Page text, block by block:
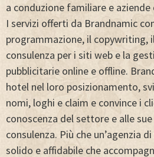
a conduzione familiare e
I servizi offerti da Brandnamic
programmazione, il copywriting,
consulenza per i siti web e la
pubblicitarie online e offline.
hotel nel loro posizionamento,
nomi, loghi e claim e convince i
conoscenza del settore e alle
consulenza. Più che un’agenzia
solido e affidabile che